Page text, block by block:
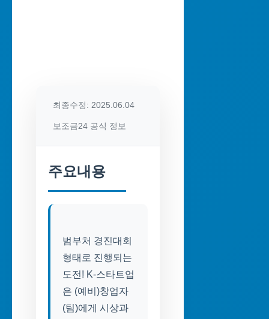
최종수정: 2025.06.04
보조금24 공식 정보
주요내용
범부처 경진대회
형태로 진행되는
도전! K-스타트업
은 (예비)창업자
(팀)에게 시상과